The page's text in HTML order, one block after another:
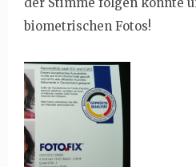
biometrischen Fotos!